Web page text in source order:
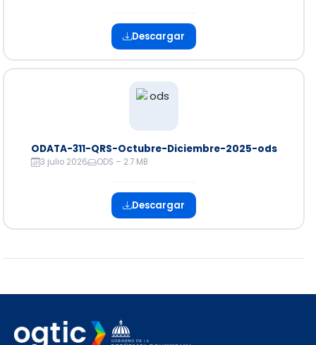
Descargar
ODATA-311-QRS-Octubre-Diciembre-2025-ods
3 julio 2026 ODS – 2.7 MB
Descargar